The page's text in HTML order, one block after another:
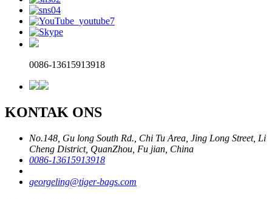
0086-13615913918
KONTAK ONS
No.148, Gu long South Rd., Chi Tu Area, Jing Long Street, Li
Cheng District, QuanZhou, Fu jian, China
0086-13615913918
georgeling@tiger-bags.com